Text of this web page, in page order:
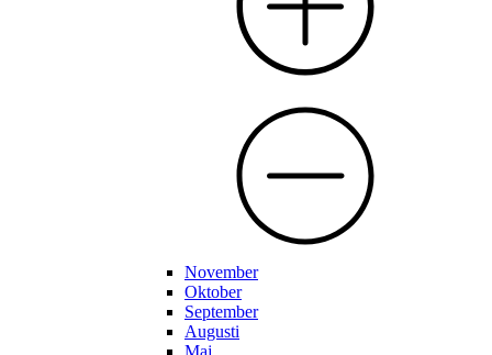
November
Oktober
September
Augusti
Maj